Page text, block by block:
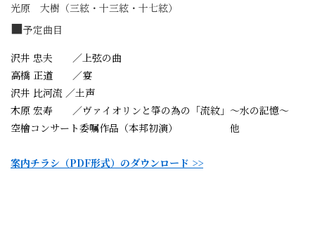
光原 大樹（三絃・十三絃・十七絃）
■予定曲目
沢井 忠夫 ／上弦の曲
高橋 正道 ／宴
沢井 比河流 ／土声
木原 宏寿 ／ヴァイオリンと箏の為の「流紋」～水の記憶～
空檜コンサート委嘱作品（本邦初演） 他
案内チラシ（PDF形式）のダウンロード >>